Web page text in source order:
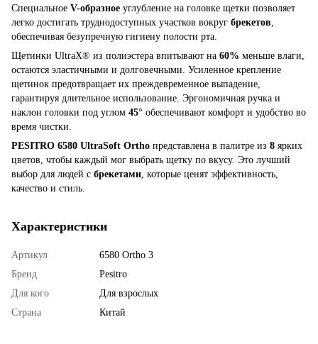
Специальное V-образное углубление на головке щетки позволяет
легко достигать труднодоступных участков вокруг брекетов
обеспечивая безупречную гигиену полости рта.
Щетинки UltraX® из полиэстера впитывают на 60% меньше влаги,
остаются эластичными и долговечными. Усиленное крепление
щетинок предотвращает их преждевременное выпадение,
гарантируя длительное использование. Эргономичная ручка и
наклон головки под углом 45° обеспечивают комфорт и удобство во
время чистки.
PESITRO 6580 UltraSoft Ortho представлена в палитре из 8 ярких
цветов, чтобы каждый мог выбрать щетку по вкусу. Это лучший
выбор для людей с брекетами , которые ценят эффективность,
качество и стиль.
Характеристики
Артикул
6580 Ortho 3
Бренд
Pesitro
Для кого
Для взрослых
Страна
Китай